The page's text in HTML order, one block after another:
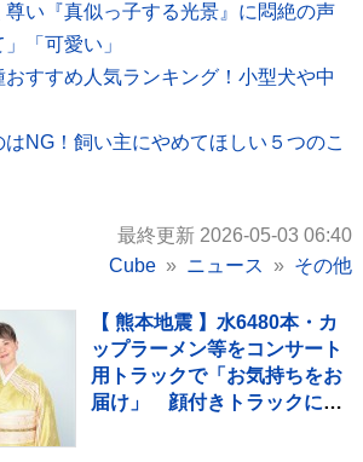
い『真似っ子する光景』に悶絶の声
「可愛い」
すすめ人気ランキング！小型犬や中
NG！飼い主にやめてほしい５つのこ
最終更新 2026-05-03 06:40
Cube
ニュース その他
【 熊本地震 】水6480本・カ
ップラーメン等をコンサート
用トラックで「お気持ちをお
届け」 顔付きトラックにた